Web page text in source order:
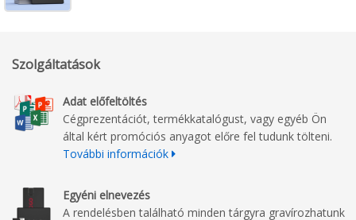
Szolgáltatások
Adat előfeltöltés
Cégprezentációt, termékkatalógust, vagy egyéb Ön
által kért promóciós anyagot előre fel tudunk tölteni.
További információk
Egyéni elnevezés
A rendelésben található minden tárgyra gravírozhatunk